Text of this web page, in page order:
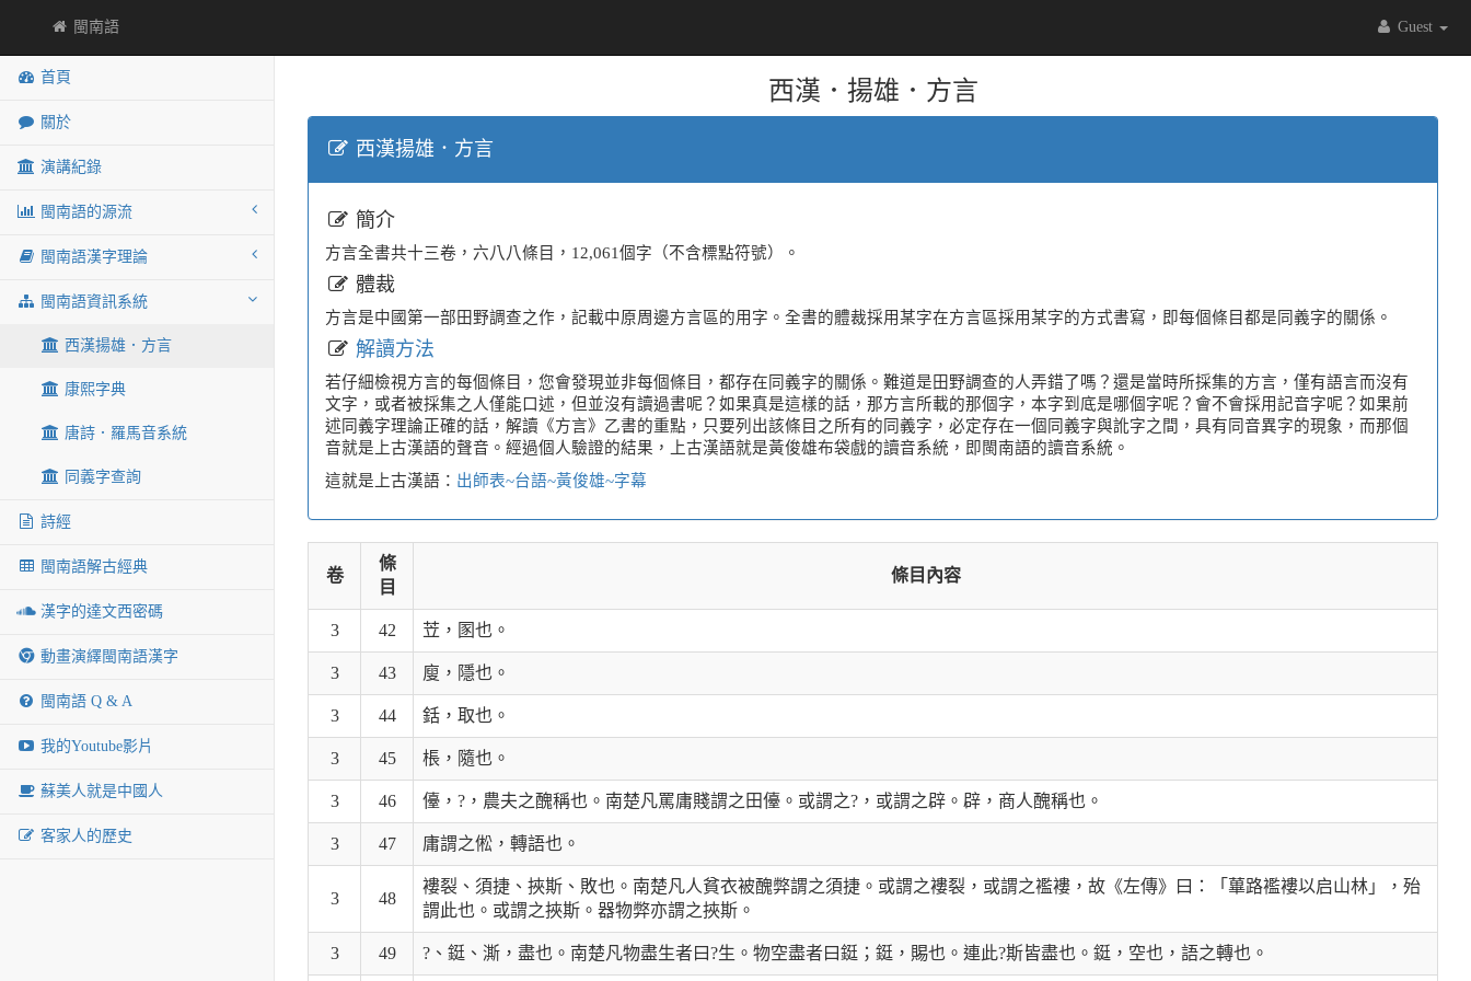
閩南語 Guest
首頁
關於
演講紀錄
閩南語的源流
閩南語漢字理論
閩南語資訊系統
西漢揚雄．方言
康熙字典
唐詩．羅馬音系統
同義字查詢
詩經
閩南語解古經典
漢字的達文西密碼
動畫演繹閩南語漢字
閩南語 Q & A
我的Youtube影片
蘇美人就是中國人
客家人的歷史
西漢．揚雄．方言
西漢揚雄．方言
簡介
方言全書共十三卷，六八八條目，12,061個字（不含標點符號）。
體裁
方言是中國第一部田野調查之作，記載中原周邊方言區的用字。全書的體裁採用某字在方言區採用某字的方式書寫，即每個條目都是同義字的關係。
解讀方法
若仔細檢視方言的每個條目，您會發現並非每個條目，都存在同義字的關係。難道是田野調查的人弄錯了嗎？還是當時所採集的方言，僅有語言而沒有
文字，或者被採集之人僅能口述，但並沒有讀過書呢？如果真是這樣的話，那方言所載的那個字，本字到底是哪個字呢？會不會採用記音字呢？如果前
述同義字理論正確的話，解讀《方言》乙書的重點，只要列出該條目之所有的同義字，必定存在一個同義字與訛字之間，具有同音異字的現象，而那個
音就是上古漢語的聲音。經過個人驗證的結果，上古漢語就是黃俊雄布袋戲的讀音系統，即閩南語的讀音系統。
這就是上古漢語： 出師表~台語~黃俊雄~字幕
卷
條
目
條目內容
3 42 苙，圂也。
3 43 廋，隱也。
3 44 銛，取也。
3 45 棖，隨也。
3 46 儓，?，農夫之醜稱也。南楚凡罵庸賤謂之田儓。或謂之?，或謂之辟。辟，商人醜稱也。
3 47 庸謂之倯，轉語也。
3 48
褸裂、須捷、挾斯、敗也。南楚凡人貧衣被醜弊謂之須捷。或謂之褸裂，或謂之襤褸，故《左傳》曰：「蓽路襤褸以启山林」，殆
謂此也。或謂之挾斯。器物弊亦謂之挾斯。
3 49 ?、鋌、澌，盡也。南楚凡物盡生者曰?生。物空盡者曰鋌；鋌，賜也。連此?斯皆盡也。鋌，空也，語之轉也。